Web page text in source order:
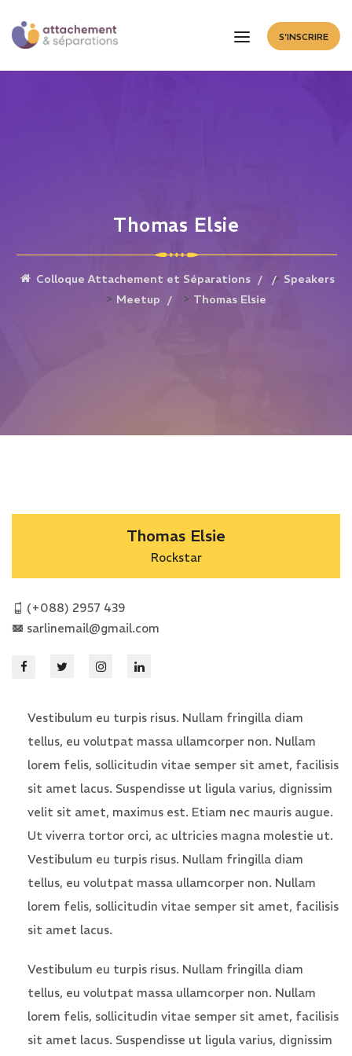
S'INSCRIRE
Thomas Elsie
Colloque Attachement et Séparations > Speakers
> Meetup > Thomas Elsie
Thomas Elsie
Rockstar
(+088) 2957 439
sarlinemail@gmail.com
Vestibulum eu turpis risus. Nullam fringilla diam
tellus, eu volutpat massa ullamcorper non. Nullam
lorem felis, sollicitudin vitae semper sit amet, facilisis
sit amet lacus. Suspendisse ut ligula varius, dignissim
velit sit amet, maximus est. Etiam nec mauris augue.
Ut viverra tortor orci, ac ultricies magna molestie ut.
Vestibulum eu turpis risus. Nullam fringilla diam
tellus, eu volutpat massa ullamcorper non. Nullam
lorem felis, sollicitudin vitae semper sit amet, facilisis
sit amet lacus.
Vestibulum eu turpis risus. Nullam fringilla diam
tellus, eu volutpat massa ullamcorper non. Nullam
lorem felis, sollicitudin vitae semper sit amet, facilisis
sit amet lacus. Suspendisse ut ligula varius, dignissim